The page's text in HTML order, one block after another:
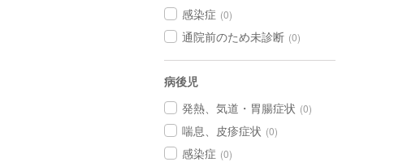
感染症 (0)
通院前のため未診断 (0)
病後児
発熱、気道・胃腸症状 (0)
喘息、皮疹症状 (0)
感染症 (0)